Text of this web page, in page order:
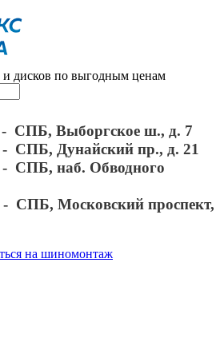
дисков по выгодным ценам
- СПБ, Выборгское ш., д. 7
- СПБ, Дунайский пр., д. 21
- СПБ, наб. Обводного
- СПБ, Московский проспект,
на шиномонтаж